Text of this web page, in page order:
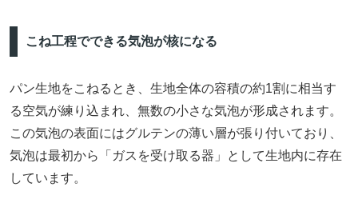
こね工程でできる気泡が核になる
パン生地をこねるとき、生地全体の容積の約1割に相当す
る空気が練り込まれ、無数の小さな気泡が形成されます。
この気泡の表面にはグルテンの薄い層が張り付いており、
気泡は最初から「ガスを受け取る器」として生地内に存在
しています。